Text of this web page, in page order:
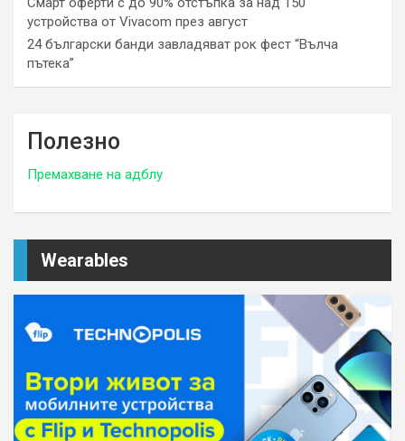
устройства от Vivacom през август
24 български банди завладяват рок фест “Вълча
пътека”
Полезно
Премахване на адблу
Wearables